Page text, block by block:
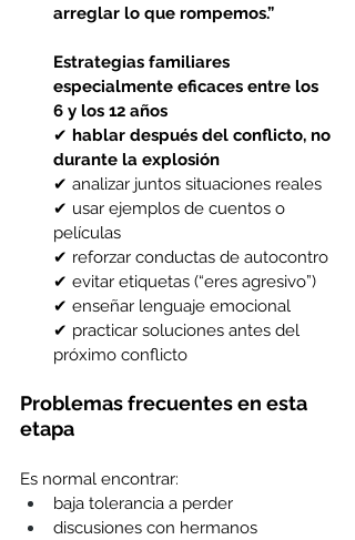
arreglar lo que rompemos.”
Estrategias familiares
especialmente eficaces entre los
6 y los 12 años
✔ hablar después del conflicto, no
durante la explosión
✔ analizar juntos situaciones reales
✔ usar ejemplos de cuentos o
películas
✔ reforzar conductas de autocontro
✔ evitar etiquetas (“eres agresivo”)
✔ enseñar lenguaje emocional
✔ practicar soluciones antes del
próximo conflicto
Problemas frecuentes en esta
etapa
Es normal encontrar:
baja tolerancia a perder
discusiones con hermanos